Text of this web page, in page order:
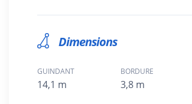
Dimensions
GUINDANT
14,1 m
BORDURE
3,8 m